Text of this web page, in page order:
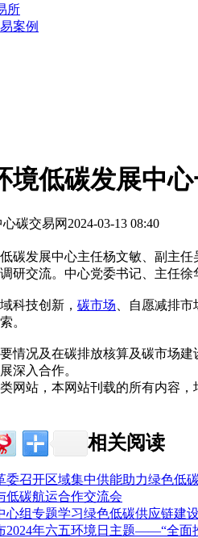
所
案例
境低碳发展中
心碳交易网 2024-03-13 08:40
碳发展中心主任杨文敏、副主任
研交流。中心党委书记、主任
科技创新， 碳市场 、自愿减排
。
情况及在碳排放核算及碳市场
深入合作。
网站，本网站刊载的所有内容
相关阅读
委召开区域集中供能助力绿色低
低碳航运合作交流会
心组专题学习绿色低碳供应链建
2024年六五环境日主题——“全面